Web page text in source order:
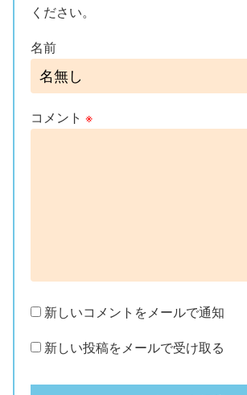
ください。
名前
コメント ※
新しいコメントをメールで通知
新しい投稿をメールで受け取る